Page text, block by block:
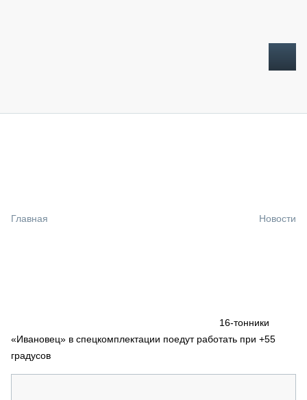
СПЕЦПРОЕКТЫ
МЕРОПРИЯТИЯ
СТАТЬИ ПО КАТЕГОРИЯМ ТЕХНИКИ
Главная Новости
16-тонники
«Ивановец» в спецкомплектации поедут работать при +55
градусов